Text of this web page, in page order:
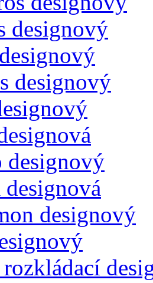
designový
designový
designový
designový